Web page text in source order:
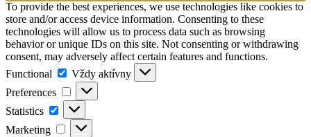
To provide the best experiences, we use technologies like cookies to
store and/or access device information. Consenting to these
technologies will allow us to process data such as browsing
behavior or unique IDs on this site. Not consenting or withdrawing
consent, may adversely affect certain features and functions.
Functional
Functional
Vždy aktívny
Preferences
Preferences
Statistics Statistics
Marketing Marketing